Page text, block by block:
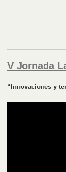
V Jornada
“Innovaciones y